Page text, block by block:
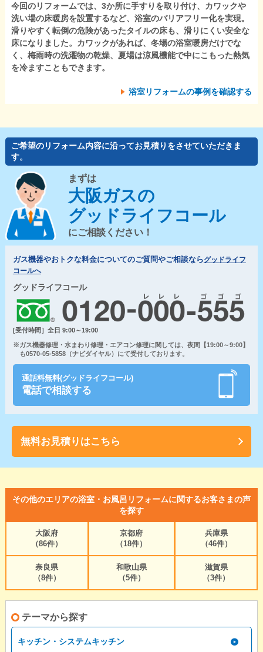
今回のリフォームでは、3か所に手すりを取り付け、カワックや
洗い場の床暖房を設置するなど、浴室のバリアフリー化を実現。
滑りやすく転倒の危険があったタイルの床も、滑りにくい安全な
床になりました。カワックがあれば、冬場の浴室暖房だけでな
く、梅雨時の洗濯物の乾燥、夏場は涼風機能で中にこもった熱気
を冷ますこともできます。
浴室リフォームの事例を確認する
ご希望のリフォーム内容に沿ってお見積りをさせていただきま
す。
まずは
大阪ガスの
グッドライフコール
にご相談ください！
ガス機器やおトクな料金についてのご質問やご相談ならグッドライフ
コールへ
グッドライフコール
[受付時間］全日 9:00～19:00
※ガス機器修理・水まわり修理・エアコン修理に関しては、夜間【19:00～9:00】
も0570-05-5858（ナビダイヤル）にて受付しております。
通話料無料(グッドライフコール)
電話で相談する
無料お見積りはこちら
その他のエリアの浴室・お風呂リフォームに関するお客さまの声
を探す
大阪府
（86件）
京都府
（18件）
兵庫県
（46件）
奈良県
（8件）
和歌山県
（5件）
滋賀県
（3件）
テーマから探す
キッチン・システムキッチン